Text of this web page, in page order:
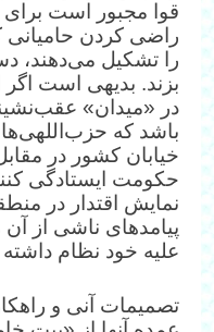
قوا مجبور است برای
راضی کردن حامیانی
را تشکیل می‌دهند،
بزند. بدیهی است
در «میدان»
باشد که حزب‌اللهی‌ها
خیابان کشور در
حکومت ایستادگی
نمایش اقتدار در
پیامدهای ناشی از
علیه خود نظام
تصمیمات آنی و